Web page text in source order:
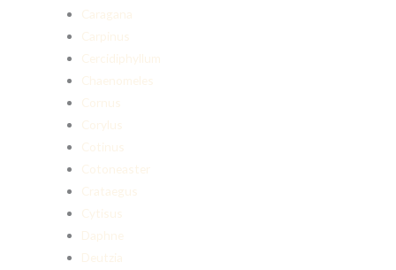
Caragana
Carpinus
Cercidiphyllum
Chaenomeles
Cornus
Corylus
Cotinus
Cotoneaster
Crataegus
Cytisus
Daphne
Deutzia